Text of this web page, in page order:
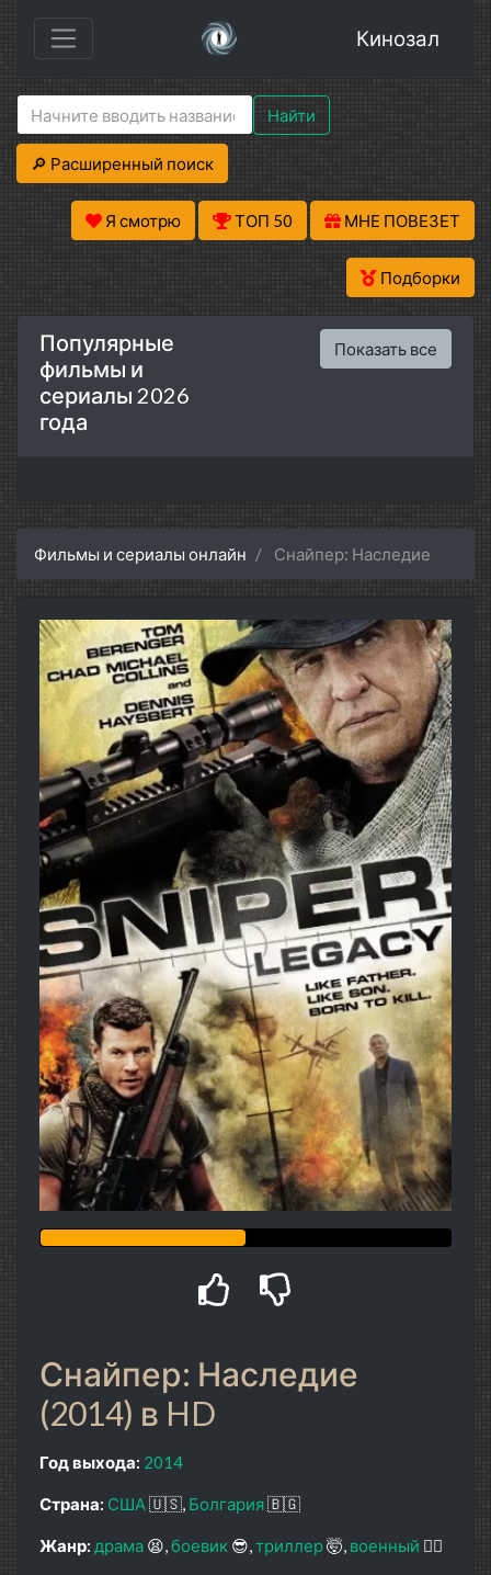
Кинозал
Найти
🔎 Расширенный поиск
Я смотрю ТОП 50 МНЕ ПОВЕЗЕТ
Подборки
Популярные
фильмы и
сериалы 2026
года
Показать все
Фильмы и сериалы онлайн Снайпер: Наследие
Снайпер: Наследие
(2014) в HD
Год выхода: 2014
Страна: США🇺🇸 Болгария🇧🇬
Жанр: драма 😫 боевик 😎 триллер🤯 военный 👨‍✈️